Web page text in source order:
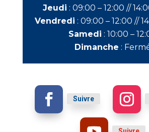
Jeudi :09:00 – 12:00 //
Vendredi :09:00 – 12:00 //
Samedi : 10:00 –
Dimanche :
Suivre